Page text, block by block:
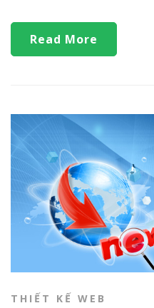
Read More
THIẾT KẾ WEB